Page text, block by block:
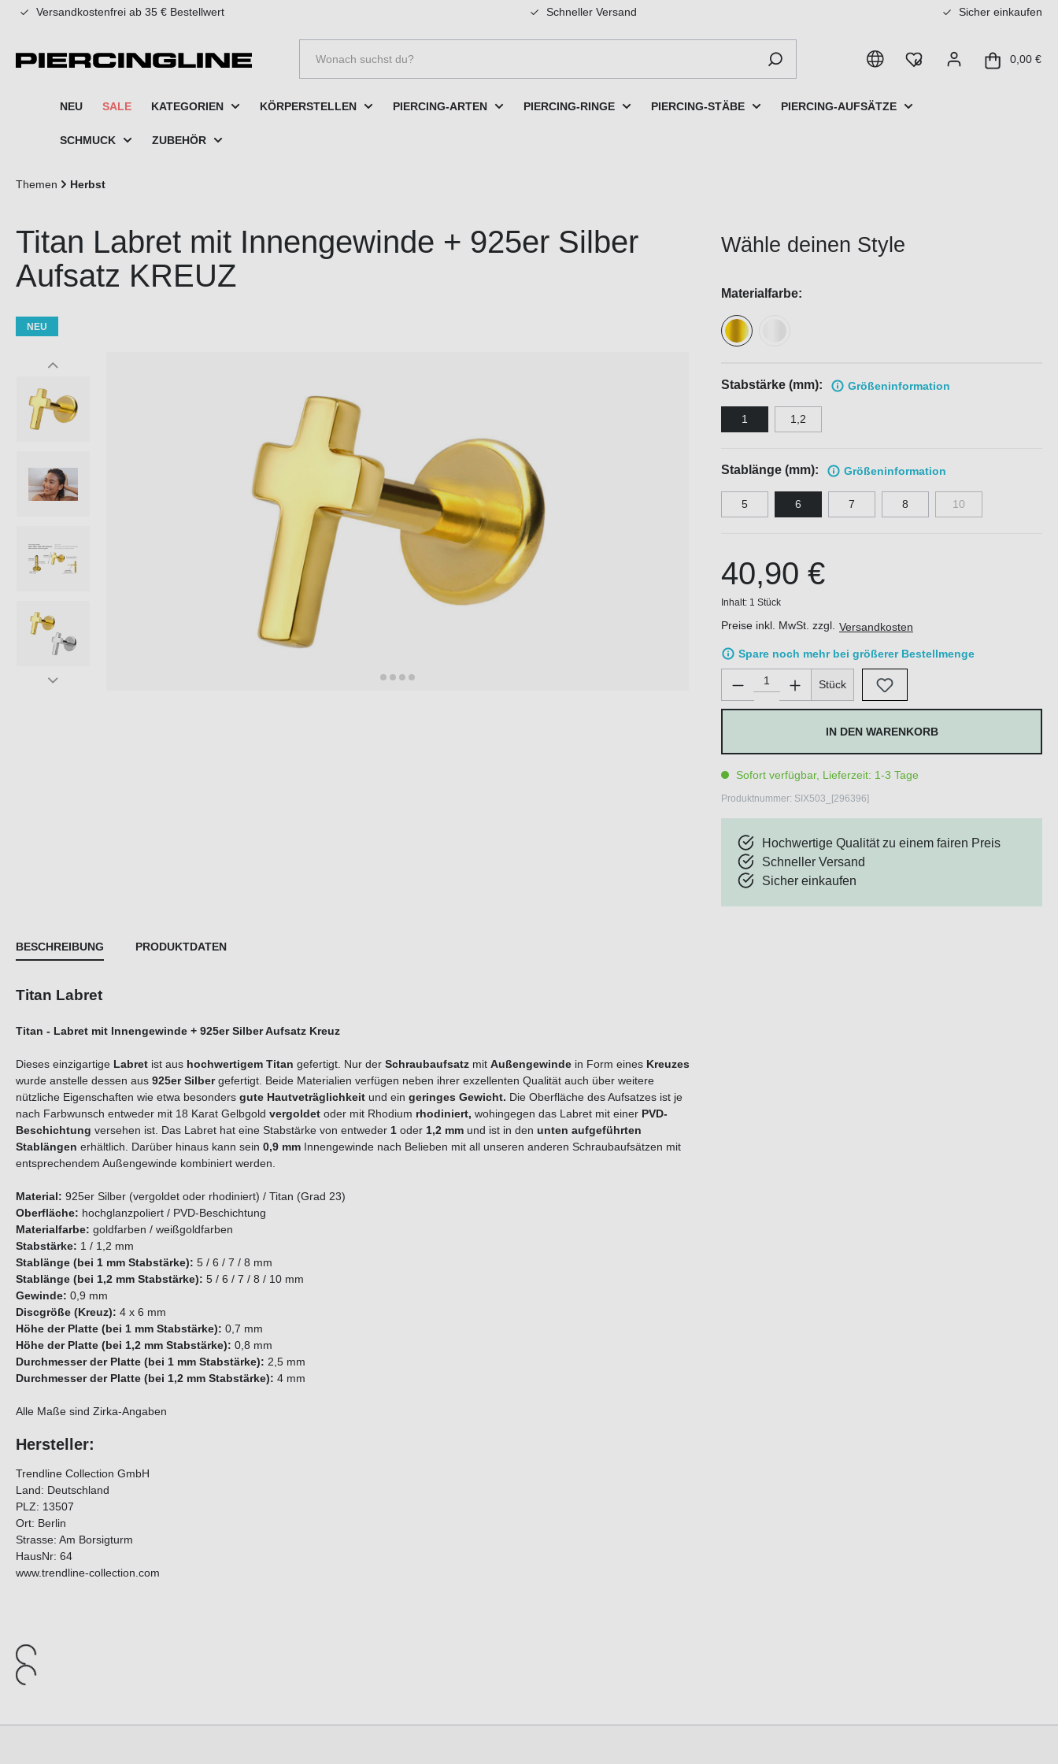
springen Zur Hauptnavigation springen
Versandkostenfrei ab 35 € Bestellwert Schneller Versand Sicher einkaufen
0,00 €
NEU SALE KATEGORIEN KÖRPERSTELLEN PIERCING-ARTEN PIERCING-RINGE PIERCING-STÄBE PIERCING-AUFSÄTZE
SCHMUCK ZUBEHÖR
Themen Herbst
Titan Labret mit Innengewinde + 925er Silber
Aufsatz KREUZ
NEU
Wähle deinen Style
Materialfarbe:
Stabstärke (mm): Größeninformation
1 1,2
Stablänge (mm): Größeninformation
5 6 7 8 10
40,90 €
Inhalt: 1 Stück
Preise inkl. MwSt. zzgl. Versandkosten
Spare noch mehr bei größerer Bestellmenge
Produkt Anzahl: Gib den gewünschten Wert ein oder
Stück
IN DEN WARENKORB
Sofort verfügbar, Lieferzeit: 1-3 Tage
Produktnummer: SIX503_[296396]
Hochwertige Qualität zu einem fairen Preis
Schneller Versand
Sicher einkaufen
BESCHREIBUNG PRODUKTDATEN
Titan Labret
Titan - Labret mit Innengewinde + 925er Silber Aufsatz Kreuz
Dieses einzigartige Labret ist aus hochwertigem Titan gefertigt. Nur der Schraubaufsatz mit Außengewinde in Form eines Kreuzes
wurde anstelle dessen aus 925er Silbergefertigt. Beide Materialien verfügen neben ihrer exzellenten Qualität auch über weitere
nützliche Eigenschaften wie etwa besonders gute Hautveträglichkeit und ein geringes Gewicht. Die Oberfläche des Aufsatzes ist je
nach Farbwunsch entweder mit 18 Karat Gelbgold vergoldet oder mit Rhodium rhodiniert, wohingegen das Labret mit einer PVD-
Beschichtung versehen ist. Das Labret hat eine Stabstärke von entweder 1 oder 1,2 mm und ist in den unten aufgeführten
Stablängen erhältlich. Darüber hinaus kann sein 0,9 mm Innengewinde nach Belieben mit all unseren anderen Schraubaufsätzen mit
entsprechendem Außengewinde kombiniert werden.
Material: 925er Silber (vergoldet oder rhodiniert) / Titan (Grad 23)
Oberfläche: hochglanzpoliert / PVD-Beschichtung
Materialfarbe: goldfarben / weißgoldfarben
Stabstärke: 1 / 1,2 mm
Stablänge (bei 1 mm Stabstärke): 5 / 6 / 7 / 8 mm
Stablänge (bei 1,2 mm Stabstärke): 5 / 6 / 7 / 8 / 10 mm
Gewinde: 0,9 mm
Discgröße (Kreuz): 4 x 6 mm
Höhe der Platte (bei 1 mm Stabstärke): 0,7 mm
Höhe der Platte (bei 1,2 mm Stabstärke): 0,8 mm
Durchmesser der Platte (bei 1 mm Stabstärke): 2,5 mm
Durchmesser der Platte (bei 1,2 mm Stabstärke): 4 mm
Alle Maße sind Zirka-Angaben
Hersteller:
Trendline Collection GmbH
Land: Deutschland
PLZ: 13507
Ort: Berlin
Strasse: Am Borsigturm
HausNr: 64
www.trendline-collection.com